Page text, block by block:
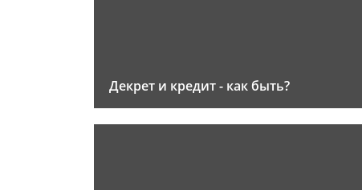
Декрет и кредит - как быть?